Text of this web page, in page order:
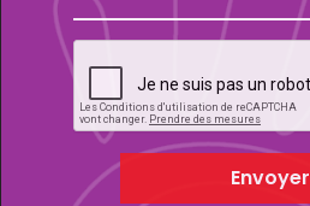
Envoyer